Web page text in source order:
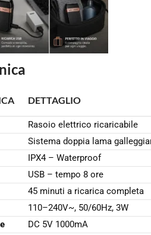
DETTAGLIO
Rasoio elettrico ricaricabile
Sistema doppia lama
IPX4 – Waterproof
USB – tempo 8 ore
45 minuti a ricarica completa
110–240V~, 50/60Hz, 3W
DC 5V 1000mA